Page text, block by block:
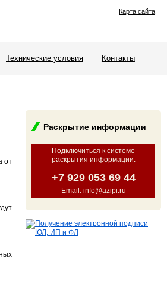
Карта сайта
Технические условия
Контакты
Раскрытие информации
Подключиться к системе
раскрытия информации:
+7 929 053 69 44
Email: info@azipi.ru
от